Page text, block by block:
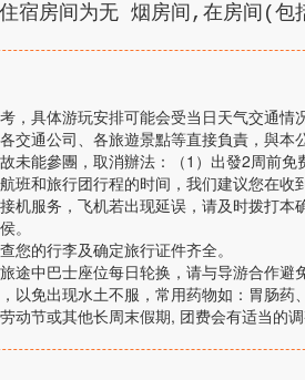
宿房间为无 烟房间 , 在房间 (包
，具体游玩安排可能会受当日天气交通情
交通公司、各旅遊景點等直接負責，與本
未能參團，取消辦法：（1）出發2周前
班和旅行团行程的时间，我们建议您在收
机服务，飞机若出现延误，请及时拨打
。
您的行李及确定旅行证件齐全。
途中巴士座位每日轮换，请与导游合作避
以免出现水土不服，常用药物如：胃肠药
动节或其他长周末假期, 团费会有适当的